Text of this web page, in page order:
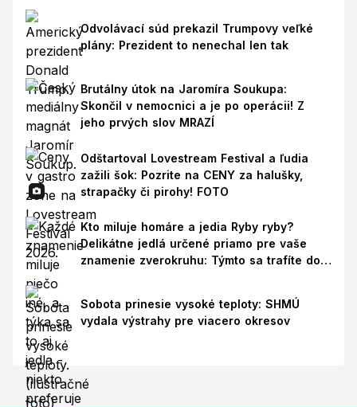
Odvolávací súd prekazil Trumpovy veľké
plány: Prezident to nenechal len tak
Brutálny útok na Jaromíra Soukupa:
Skončil v nemocnici a je po operácii! Z
jeho prvých slov MRAZÍ
Odštartoval Lovestream Festival a ľudia
zažili šok: Pozrite na CENY za halušky,
strapačky či pirohy! FOTO
Kto miluje homáre a jedia Ryby ryby?
Delikátne jedlá určené priamo pre vaše
znamenie zverokruhu: Týmto sa trafíte do
Sobota prinesie vysoké teploty: SHMÚ
vydala výstrahy pre viacero okresov